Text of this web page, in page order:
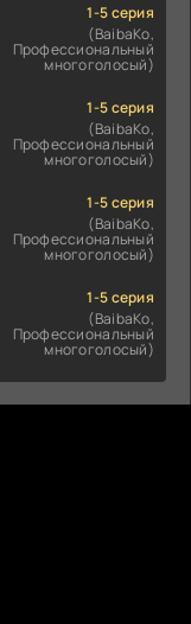
1-5 серия
(BaibaKo,
Профессиональный
многоголосый)
1-5 серия
(BaibaKo,
Профессиональный
многоголосый)
1-5 серия
(BaibaKo,
Профессиональный
многоголосый)
1-5 серия
(BaibaKo,
Профессиональный
многоголосый)